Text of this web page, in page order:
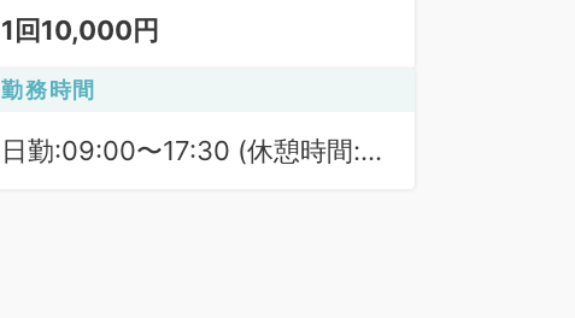
1回10,000円
勤務時間
日勤:09:00〜17:30 (休憩時間: